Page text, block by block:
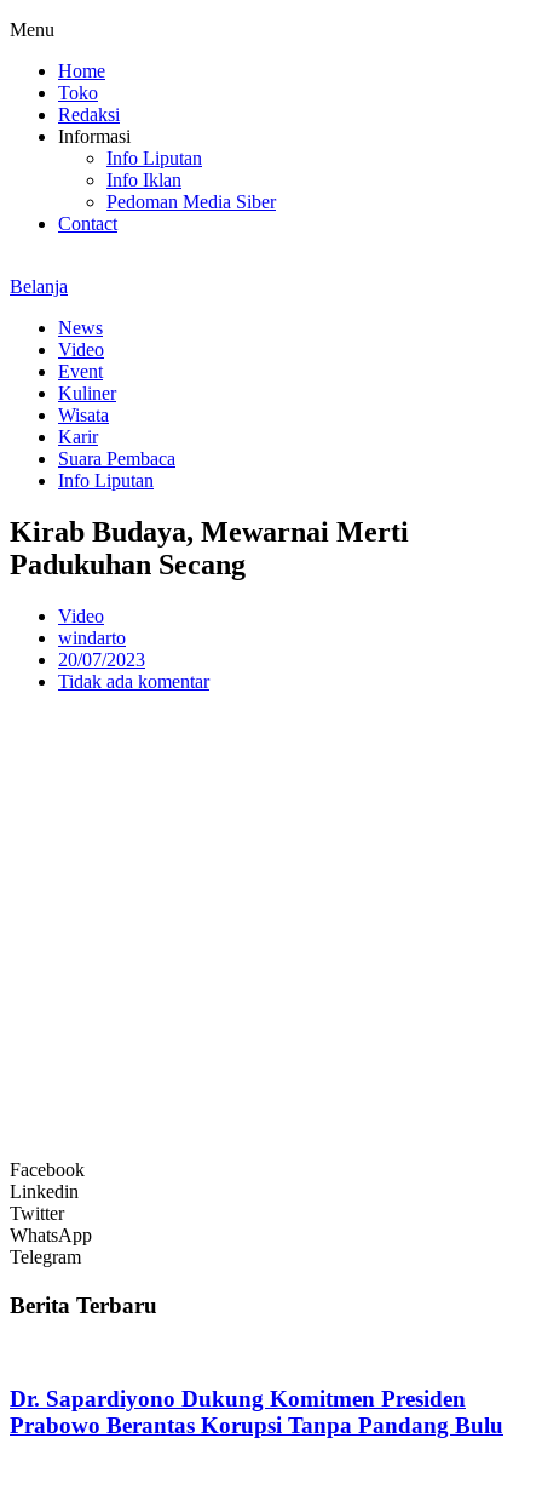
Menu
Home
Toko
Redaksi
Informasi
Info Liputan
Info Iklan
Pedoman Media Siber
Contact
Belanja
News
Video
Event
Kuliner
Wisata
Karir
Suara Pembaca
Info Liputan
Kirab Budaya, Mewarnai Merti
Padukuhan Secang
Video
windarto
20/07/2023
Tidak ada komentar
Facebook
Linkedin
Twitter
WhatsApp
Telegram
Berita Terbaru
Dr. Sapardiyono Dukung Komitmen Presiden
Prabowo Berantas Korupsi Tanpa Pandang Bulu